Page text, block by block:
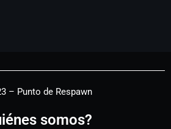
– Punto de Respawn
somos?